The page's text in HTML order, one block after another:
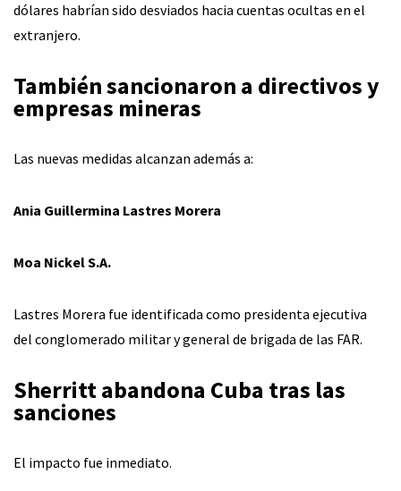
dólares habrían sido desviados hacia cuentas ocultas en el
extranjero.
También sancionaron a directivos y
empresas mineras
Las nuevas medidas alcanzan además a:
Ania Guillermina Lastres Morera
Moa Nickel S.A.
Lastres Morera fue identificada como presidenta ejecutiva
del conglomerado militar y general de brigada de las FAR.
Sherritt abandona Cuba tras las
sanciones
El impacto fue inmediato.